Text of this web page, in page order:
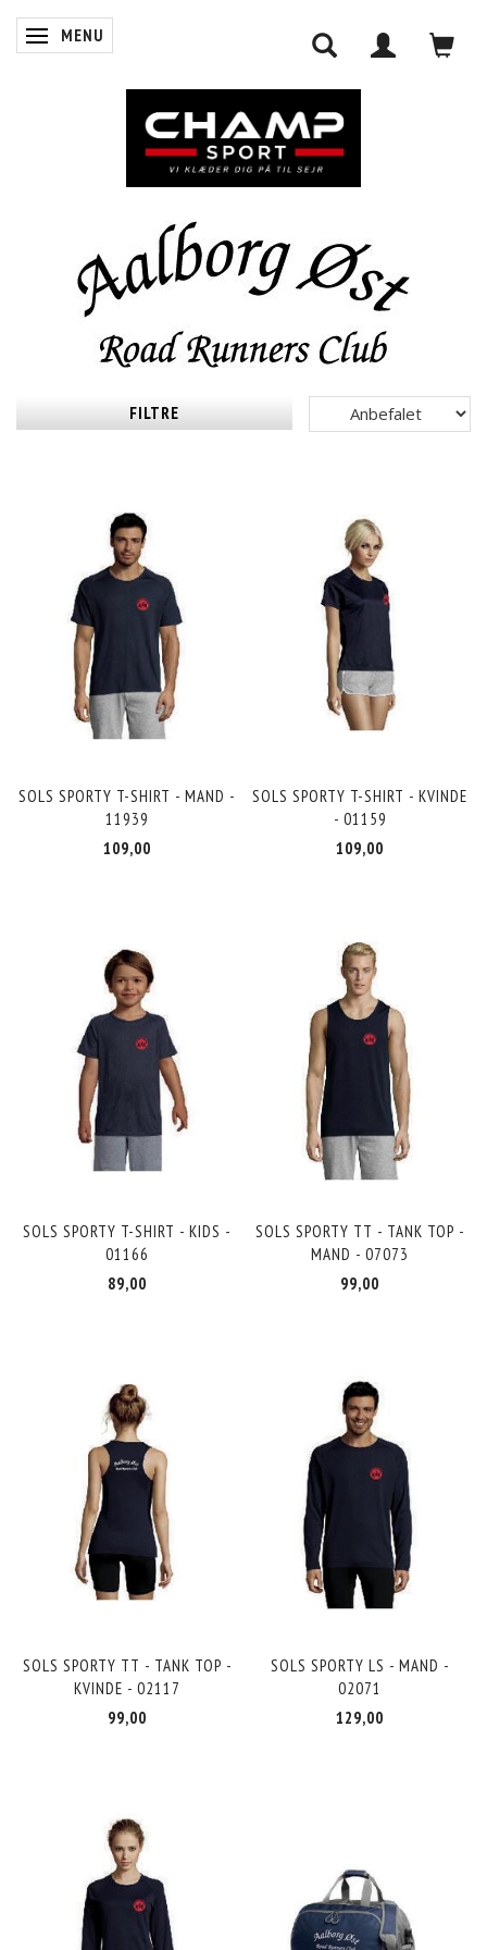
SKIFTE NAVIGATION
MENU
INDKØBSKURV
FILTRE
SOLS SPORTY T-SHIRT - MAND -
11939
109,00
SOLS SPORTY T-SHIRT - KVINDE
- 01159
109,00
SOLS SPORTY T-SHIRT - KIDS -
01166
89,00
SOLS SPORTY TT - TANK TOP -
MAND - 07073
99,00
SOLS SPORTY TT - TANK TOP -
KVINDE - 02117
99,00
SOLS SPORTY LS - MAND -
02071
129,00